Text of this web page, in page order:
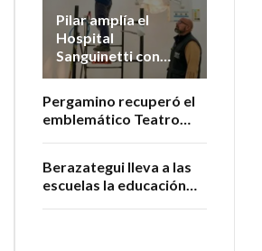
Pilar amplía el
Hospital
Sanguinetti con
nuevos quirófanos
Pergamino recuperó el
emblemático Teatro
Berazategui lleva a las
escuelas la educación